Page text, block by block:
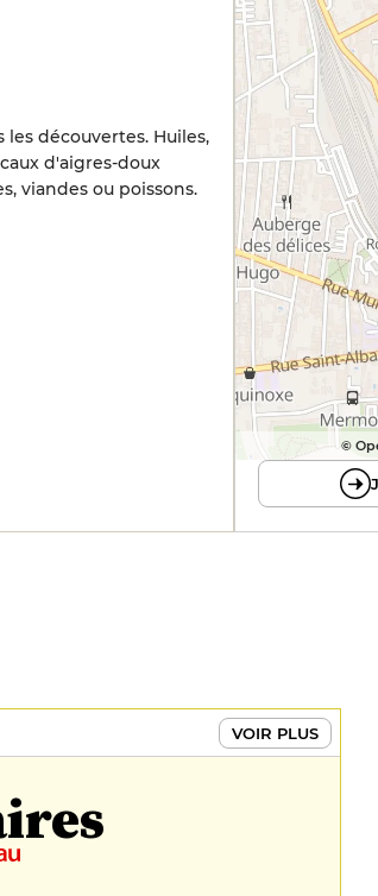
découvertes. Huiles,
d'aigres-doux
viandes ou poissons.
©
VOIR PLUS